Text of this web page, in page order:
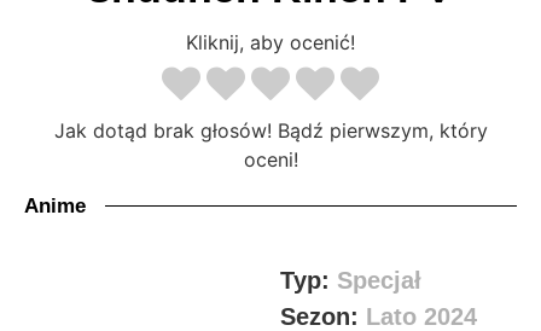
Kliknij, aby ocenić!
Jak dotąd brak głosów! Bądź pierwszym, który
oceni!
Anime
Typ: Specjał
Sezon: Lato 2024